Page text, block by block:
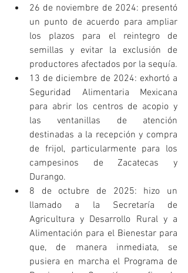
26 de noviembre de 2024: presentó
un punto de acuerdo para ampliar
los plazos para el reintegro de
semillas y evitar la exclusión de
productores afectados por la sequía.
13 de diciembre de 2024: exhortó a
Seguridad Alimentaria Mexicana
para abrir los centros de acopio y
las ventanillas de atención
destinadas a la recepción y compra
de frijol, particularmente para los
campesinos de Zacatecas y
Durango.
8 de octubre de 2025: hizo un
llamado a la Secretaría de
Agricultura y Desarrollo Rural y a
Alimentación para el Bienestar para
que, de manera inmediata, se
pusiera en marcha el Programa de